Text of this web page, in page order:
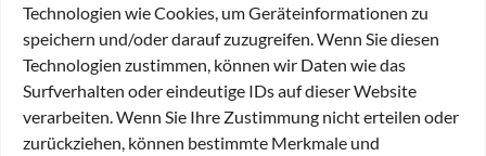
Technologien wie Cookies, um Geräteinformationen zu
speichern und/oder darauf zuzugreifen. Wenn Sie diesen
Technologien zustimmen, können wir Daten wie das
Surfverhalten oder eindeutige IDs auf dieser Website
verarbeiten. Wenn Sie Ihre Zustimmung nicht erteilen oder
zurückziehen, können bestimmte Merkmale und